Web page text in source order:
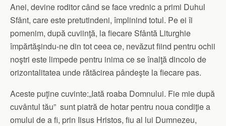
Anei, devine roditor când se face vrednic a primi Duhul
Sfânt, care este pretutindeni, împlinind totul. Pe ei îi
pomenim, după cuviinţă, la fiecare Sfântă Liturghie
împărtăşindu-ne din tot ceea ce, nevăzut fiind pentru ochii
noştri este limpede pentru inima ce se înalţă dincolo de
orizontalitatea unde rătăcirea pândeşte la fiecare pas.
Aceste puţine cuvinte:„Iată roaba Domnului. Fie mie după
cuvântul tău” sunt piatră de hotar pentru noua condiţie a
omului de a fi, prin Iisus Hristos, fiu al lui Dumnezeu,